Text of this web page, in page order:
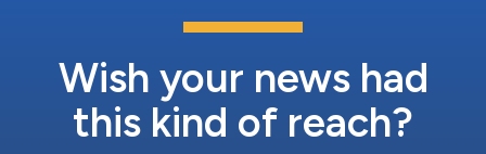
Wish your news had
this kind of reach?